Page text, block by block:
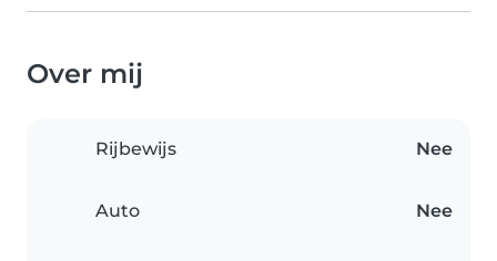
Over mij
Rijbewijs Nee
Auto Nee